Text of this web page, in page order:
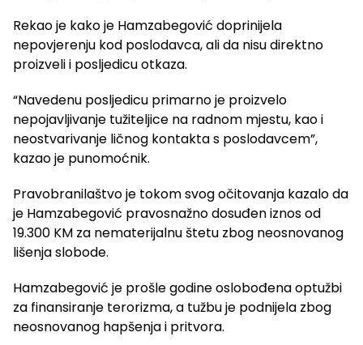
Rekao je kako je Hamzabegović doprinijela
nepovjerenju kod poslodavca, ali da nisu direktno
proizveli i posljedicu otkaza.
“Navedenu posljedicu primarno je proizvelo
nepojavljivanje tužiteljice na radnom mjestu, kao i
neostvarivanje ličnog kontakta s poslodavcem”,
kazao je punomoćnik.
Pravobranilaštvo je tokom svog očitovanja kazalo da
je Hamzabegović pravosnažno dosuđen iznos od
19.300 KM za nematerijalnu štetu zbog neosnovanog
lišenja slobode.
Hamzabegović je prošle godine oslobođena optužbi
za finansiranje terorizma, a tužbu je podnijela zbog
neosnovanog hapšenja i pritvora.